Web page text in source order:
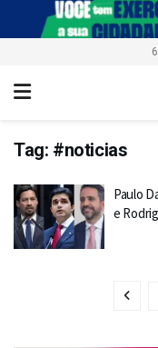
Tag: #noticias
Paulo
e